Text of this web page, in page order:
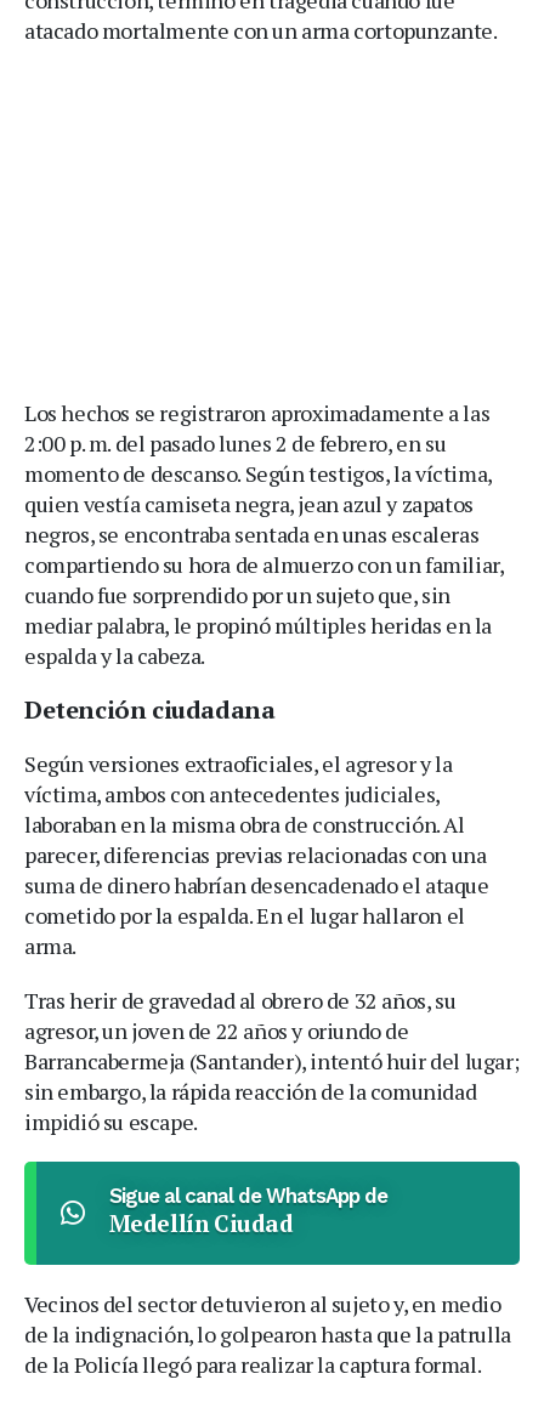
atacado mortalmente con un arma cortopunzante.
Los hechos se registraron aproximadamente a las
2:00 p. m. del pasado lunes 2 de febrero, en su
momento de descanso. Según testigos, la víctima,
quien vestía camiseta negra, jean azul y zapatos
negros, se encontraba sentada en unas escaleras
compartiendo su hora de almuerzo con un familiar,
cuando fue sorprendido por un sujeto que, sin
mediar palabra, le propinó múltiples heridas en la
espalda y la cabeza.
Detención ciudadana
Según versiones extraoficiales, el agresor y la
víctima, ambos con antecedentes judiciales,
laboraban en la misma obra de construcción. Al
parecer, diferencias previas relacionadas con una
suma de dinero habrían desencadenado el ataque
cometido por la espalda. En el lugar hallaron el
arma.
Tras herir de gravedad al obrero de 32 años, su
agresor, un joven de 22 años y oriundo de
Barrancabermeja (Santander), intentó huir del lugar;
sin embargo, la rápida reacción de la comunidad
impidió su escape.
Sigue al canal de WhatsApp de
Medellín Ciudad
Vecinos del sector detuvieron al sujeto y, en medio
de la indignación, lo golpearon hasta que la patrulla
de la Policía llegó para realizar la captura formal.